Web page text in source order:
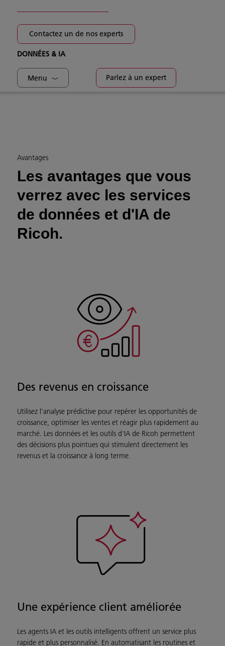
Contactez un de nos experts
DONNÉES & IA
Menu Parlez à un expert
Avantages
Les avantages que vous
verrez avec les services
de données et d'IA de
Ricoh.
Des revenus en croissance
Utilisez l'analyse prédictive pour repérer les opportunités de
croissance, optimiser les ventes et réagir plus rapidement au
marché. Les données et les outils d'IA de Ricoh permettent
des décisions plus pointues qui stimulent directement les
revenus et la croissance à long terme.
Une expérience client améliorée
Les agents IA et les outils intelligents offrent un service plus
rapide et plus personnalisé. En automatisant les routines et